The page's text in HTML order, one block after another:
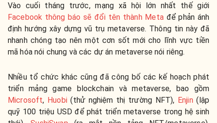
Vào cuối tháng trước, mạng xã hội lớn nhất thế giới
Facebook thông báo sẽ đổi tên thành Metađể phản ánh
định hướng xây dựng vũ trụ metaverse. Thông tin này đã
nhanh chóng tạo nên một cơn sốt mới cho lĩnh vực tiền
mã hóa nói chung và các dự án metaverse nói riêng.
Nhiều tổ chức khác cũng đã công bố các kế hoạch phát
triển mảng game blockchain và metaverse, bao gồm
Microsoft, Huobi(thử nghiệm thị trường NFT), Enjin(lập
quỹ 100 triệu USD để phát triển metaverse trong hệ sinh